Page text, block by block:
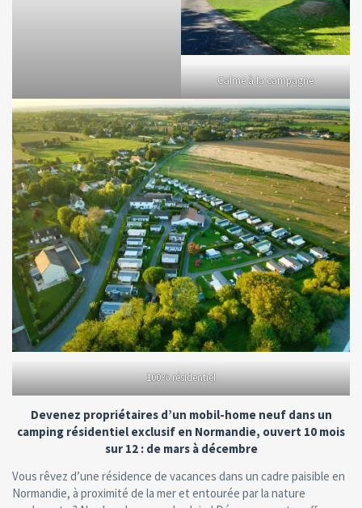
Calme à la campagne
100% résidentiel
Devenez propriétaires d’un mobil-home neuf dans un
camping résidentiel exclusif en Normandie, ouvert 10 mois
sur 12 : de mars à décembre
Vous rêvez d’une résidence de vacances dans un cadre paisible en
Normandie, à proximité de la mer et entourée par la nature